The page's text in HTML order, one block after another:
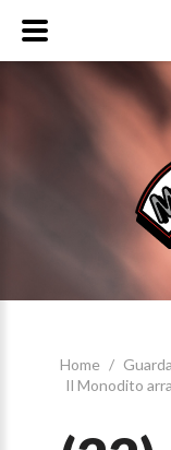
Home /
Il Monodito